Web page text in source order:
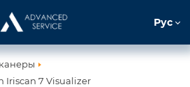
Рус
Iriscan 7 Visualizer